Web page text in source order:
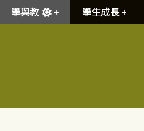
學與教 學生成長